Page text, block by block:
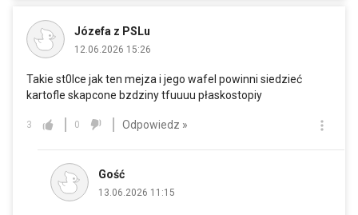
Józefa z PSLu
12.06.2026 15:26
Takie st0lce jak ten mejza i jego wafel powinni siedzieć
kartofle skapcone bzdziny tfuuuu płaskostopiy
3 0 Odpowiedz »
Gość
13.06.2026 11:15